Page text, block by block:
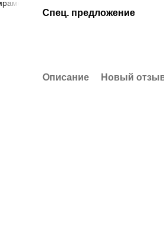
Спец. предложение
Описание Новый